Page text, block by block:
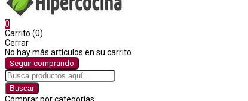
0
Carrito (0)
Cerrar
No hay más artículos en su carrito
Seguir comprando
Buscar